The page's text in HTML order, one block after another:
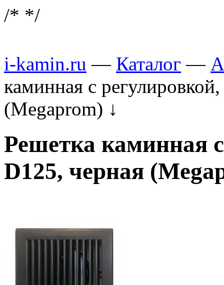
/* */
i-kamin.ru — Каталог —
каминная с
(Megaprom) ↓
Решетка каминная
D125, черная